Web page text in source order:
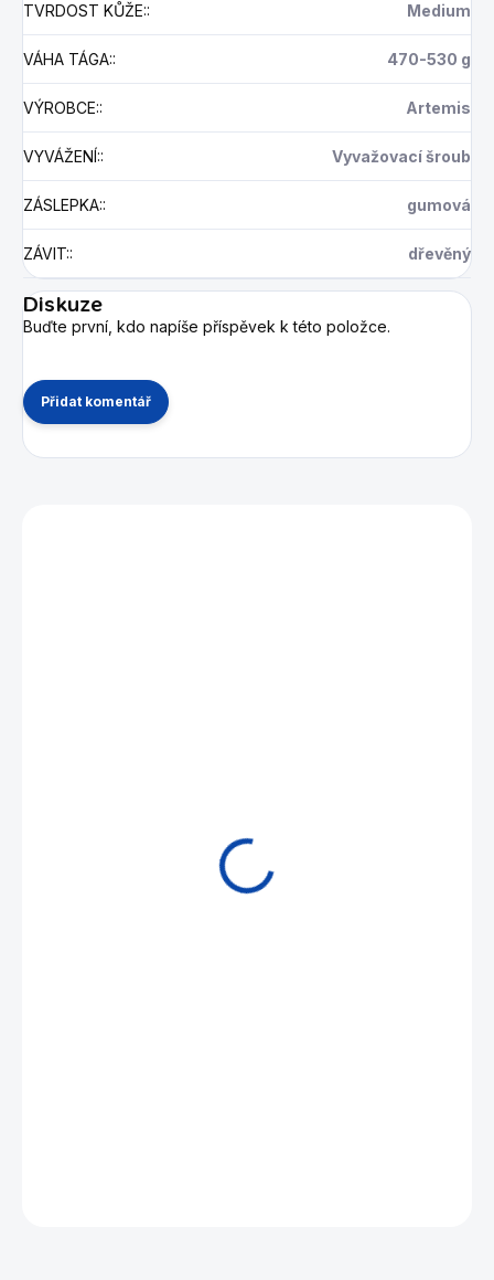
TVRDOST KŮŽE:: Medium
VÁHA TÁGA:: 470-530 g
VÝROBCE:: Artemis
VYVÁŽENÍ:: Vyvažovací šroub
ZÁSLEPKA:: gumová
ZÁVIT:: dřevěný
Diskuze
Buďte první, kdo napíše příspěvek k této položce.
Přidat komentář